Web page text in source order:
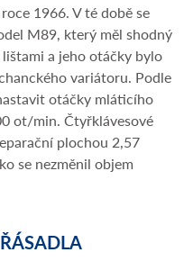
1966. V té době se
M89, který měl shodný
a jeho otáčky bylo
variátoru. Podle
otáčky mláticího
ot/min. Čtyřklávesové
plochou 2,57
se nezměnil objem